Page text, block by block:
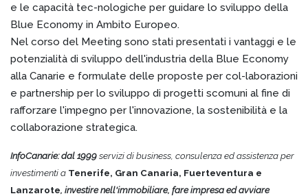
e le capacità tec-nologiche per guidare lo sviluppo della
Blue Economy in Ambito Europeo.
Nel corso del Meeting sono stati presentati i vantaggi e le
potenzialità di sviluppo dell'industria della Blue Economy
alla Canarie e formulate delle proposte per col-laborazioni
e partnership per lo sviluppo di progetti scomuni al fine di
rafforzare l'impegno per l'innovazione, la sostenibilità e la
collaborazione strategica.
InfoCanarie: dal 1999servizi di business, consulenza ed assistenza per
investimenti a Tenerife, Gran Canaria, Fuerteventura e
Lanzarote, investire nell'immobiliare, fare impresa ed avviare